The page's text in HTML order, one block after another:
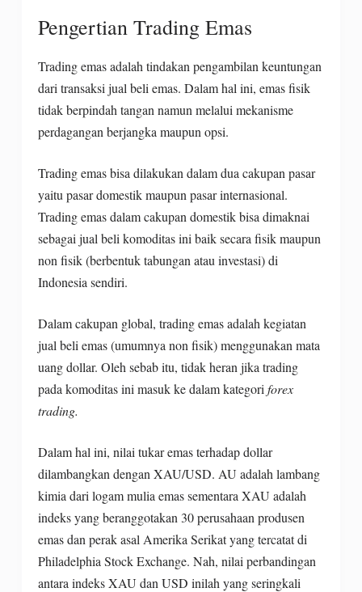
Pengertian Trading Emas
Trading emas adalah tindakan pengambilan keuntungan
dari transaksi jual beli emas. Dalam hal ini, emas fisik
tidak berpindah tangan namun melalui mekanisme
perdagangan berjangka maupun opsi.
Trading emas bisa dilakukan dalam dua cakupan pasar
yaitu pasar domestik maupun pasar internasional.
Trading emas dalam cakupan domestik bisa dimaknai
sebagai jual beli komoditas ini baik secara fisik maupun
non fisik (berbentuk tabungan atau investasi) di
Indonesia sendiri.
Dalam cakupan global, trading emas adalah kegiatan
jual beli emas (umumnya non fisik) menggunakan mata
uang dollar. Oleh sebab itu, tidak heran jika trading
pada komoditas ini masuk ke dalam kategori forex
trading.
Dalam hal ini, nilai tukar emas terhadap dollar
dilambangkan dengan XAU/USD. AU adalah lambang
kimia dari logam mulia emas sementara XAU adalah
indeks yang beranggotakan 30 perusahaan produsen
emas dan perak asal Amerika Serikat yang tercatat di
Philadelphia Stock Exchange. Nah, nilai perbandingan
antara indeks XAU dan USD inilah yang seringkali